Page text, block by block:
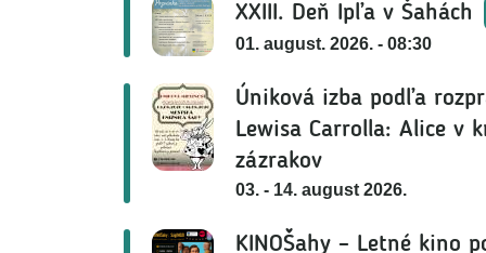
XXIII. Deň Ipľa v Šahách
01. august. 2026. - 08:30
Úniková izba podľa
Lewisa Carrolla: Alice v
zázrakov
03. - 14. august 2026.
KINOŠahy – Letné kino